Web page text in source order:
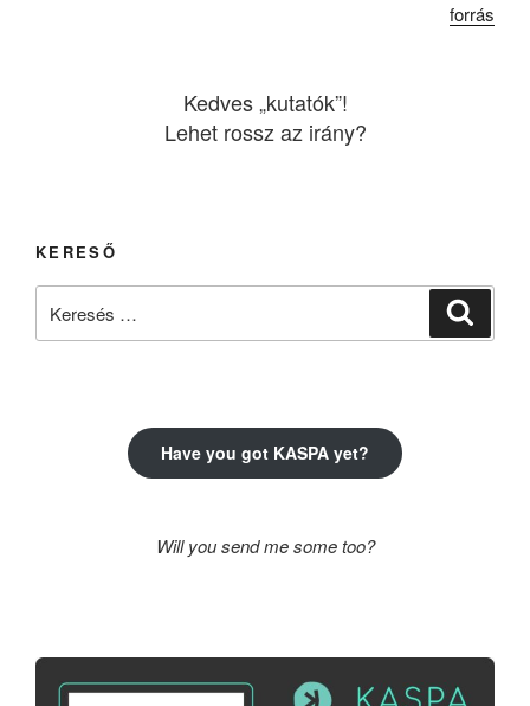
forrás
Kedves „kutatók”!
Lehet rossz az irány?
KERESŐ
Have you got KASPA yet?
Will you send me some too?